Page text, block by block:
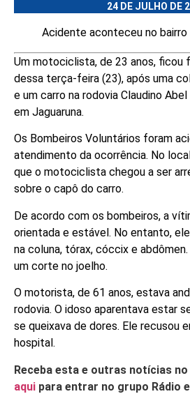
24 DE JULHO DE
Acidente aconteceu no bairro
Um motociclista, de 23 anos, ficou
dessa terça-feira (23), após uma
e um carro na rodovia Claudino
em Jaguaruna.
Os Bombeiros Voluntários foram
atendimento da ocorrência. No
que o motociclista chegou a ser
sobre o capô do carro.
De acordo com os bombeiros, a
orientada e estável. No entanto,
na coluna, tórax, cóccix e
um corte no joelho.
O motorista, de 61 anos, estava
rodovia. O idoso aparentava estar
se queixava de dores. Ele recusou
hospital.
Receba esta e outras notícias no
aqui para entrar no grupo Rádio